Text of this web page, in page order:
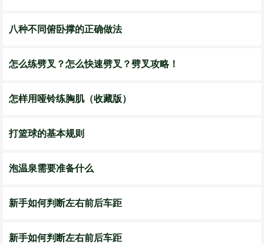
八种不同俯卧撑的正确做法
怎么练劈叉？怎么快速劈叉？劈叉攻略！
怎样用哑铃练胸肌（收藏版）
打篮球的基本规则
泡温泉需要准备什么
新手如何判断左右前后车距
新手如何判断左右前后车距